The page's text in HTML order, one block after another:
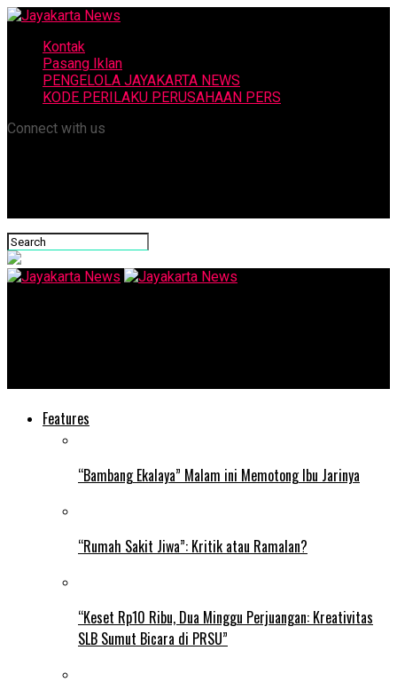
Kontak
Pasang Iklan
PENGELOLA JAYAKARTA NEWS
KODE PERILAKU PERUSAHAAN PERS
Connect with us
Features
“Bambang Ekalaya” Malam ini Memotong Ibu Jarinya
“Rumah Sakit Jiwa”: Kritik atau Ramalan?
“Keset Rp10 Ribu, Dua Minggu Perjuangan: Kreativitas
SLB Sumut Bicara di PRSU”